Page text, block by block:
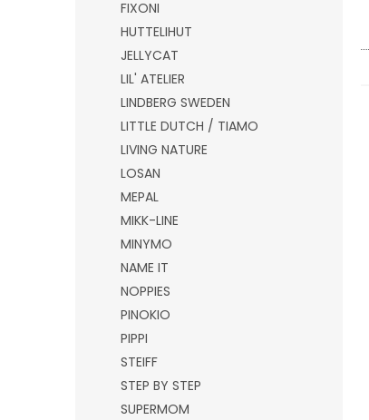
FIXONI
HUTTELIHUT
JELLYCAT
LIL' ATELIER
LINDBERG SWEDEN
LITTLE DUTCH / TIAMO
LIVING NATURE
LOSAN
MEPAL
MIKK-LINE
MINYMO
NAME IT
NOPPIES
PINOKIO
PIPPI
STEIFF
STEP BY STEP
SUPERMOM